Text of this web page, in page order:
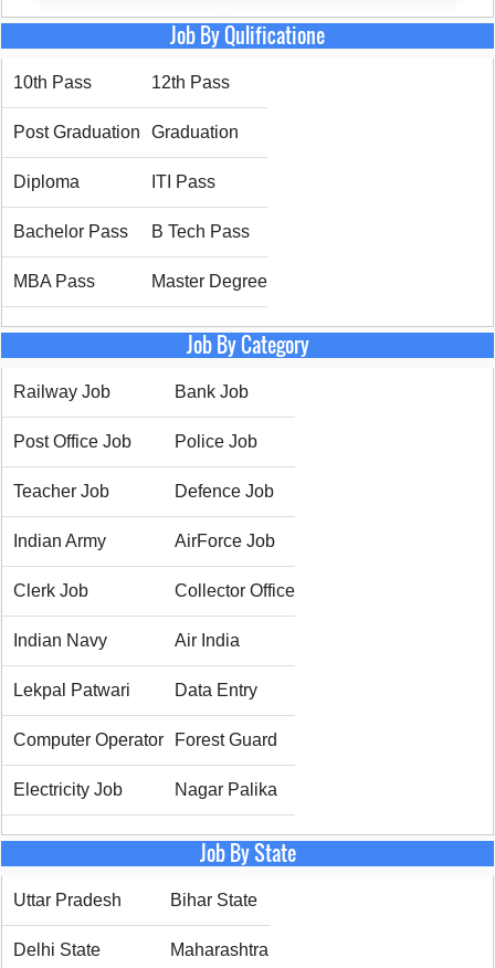
Job By Qulificatione
10th Pass 12th Pass
Post Graduation Graduation
Diploma ITI Pass
Bachelor Pass B Tech Pass
MBA Pass Master Degree
Job By Category
Railway Job Bank Job
Post Office Job Police Job
Teacher Job Defence Job
Indian Army AirForce Job
Clerk Job Collector Office
Indian Navy Air India
Lekpal Patwari Data Entry
Computer Operator Forest Guard
Electricity Job Nagar Palika
Job By State
Uttar Pradesh Bihar State
Delhi State Maharashtra